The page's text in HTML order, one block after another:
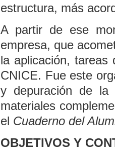
estructura, más
A partir de ese
empresa, que
la aplicación, tareas
CNICE. Fue este
y depuración de la
materiales
el Cuaderno del
OBJETIVOS Y